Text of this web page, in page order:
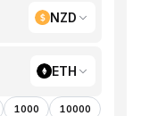
NZD
ETH
1000 10000